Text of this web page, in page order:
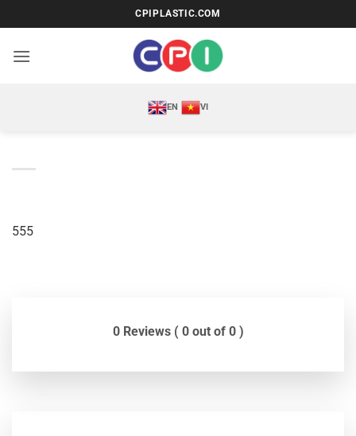
qua
nội
CPIPLASTIC.COM
EN VI
555
0 Reviews ( 0 out of 0 )